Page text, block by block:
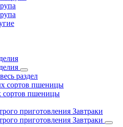
раздел
сортов пшеницы
сортов пшеницы
приготовления Завтраки
приготовления Завтраки